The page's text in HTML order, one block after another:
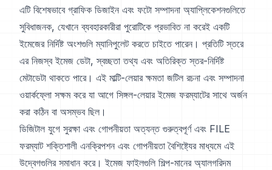
এটি বিশেষভাবে গ্রাফিক ডিজাইন এবং ফটো সম্পাদনা অ্যাপ্লিকেশনগুলিতে
সুবিধাজনক, যেখানে ব্যবহারকারীরা পুরোটিকে প্রভাবিত না করেই একটি
ইমেজের নির্দিষ্ট অংশগুলি ম্যানিপুলেট করতে চাইতে পারেন। প্রতিটি স্তরে
এর নিজস্ব ইমেজ ডেটা, স্বচ্ছতা তথ্য এবং অতিরিক্ত স্তর-নির্দিষ্ট
মেটাডেটা থাকতে পারে। এই মাল্টি-লেয়ার ক্ষমতা জটিল রচনা এবং সম্পাদনা
ওয়ার্কফ্লো সক্ষম করে যা আগে সিঙ্গল-লেয়ার ইমেজ ফরম্যাটের সাথে অর্জন
করা কঠিন বা অসম্ভব ছিল।
ডিজিটাল যুগে সুরক্ষা এবং গোপনীয়তা অত্যন্ত গুরুত্বপূর্ণ এবং FILE
ফরম্যাট শক্তিশালী এনক্রিপশন এবং গোপনীয়তা বৈশিষ্ট্যের মাধ্যমে এই
উদ্বেগগুলির সমাধান করে। ইমেজ ফাইলগুলি শিল্প-মানের অ্যালগরিদম